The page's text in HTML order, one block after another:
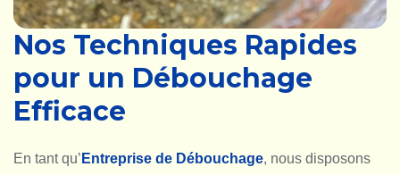
Nos Techniques Rapides
pour un Débouchage
Efficace
En tant qu’ Entreprise de Débouchage, nous disposons